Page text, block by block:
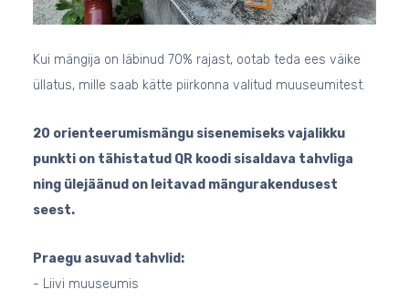
Kui mängija on läbinud 70% rajast, ootab teda ees väike
üllatus, mille saab kätte piirkonna valitud muuseumitest.
20 orienteerumismängu sisenemiseks vajalikku
punkti on tähistatud QR koodi sisaldava tahvliga
ning ülejäänud on leitavad mängurakendusest
seest.
Praegu asuvad tahvlid:
- Liivi muuseumis